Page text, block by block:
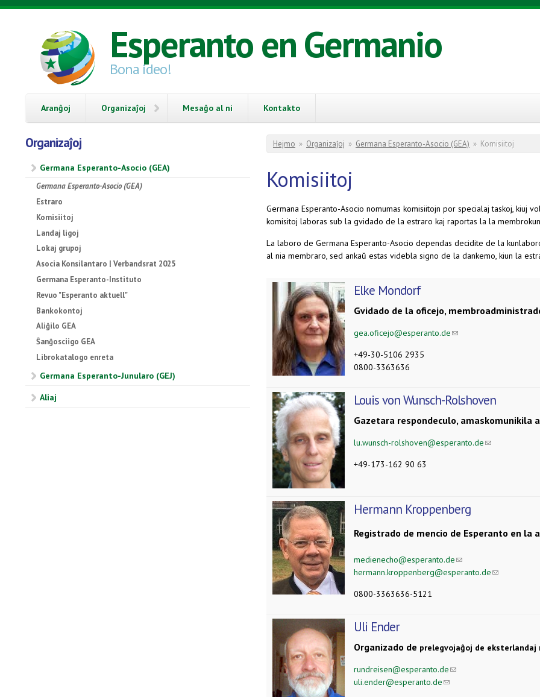
Skip to main content
Esperanto en Germanio
Bona ideo!
Aranĝoj Organizaĵoj Mesaĝo al ni Kontakto
Organizaĵoj
Germana Esperanto-Asocio (GEA)
Germana Esperanto-Asocio (GEA)
Estraro
Komisiitoj
Landaj ligoj
Lokaj grupoj
Asocia Konsilantaro | Verbandsrat 2025
Germana Esperanto-Instituto
Revuo "Esperanto aktuell"
Bankokontoj
Aliĝilo GEA
Ŝanĝosciigo GEA
Librokatalogo enreta
Germana Esperanto-Junularo (GEJ)
Aliaj
You are here
Hejmo » Organizaĵoj » Germana Esperanto-Asocio (GEA) » Komisiitoj
Komisiitoj
Germana Esperanto-Asocio nomumas komisiitojn por specialaj taskoj, kiuj
komisitoj laboras sub la gvidado de la estraro kaj raportas la la
La laboro de Germana Esperanto-Asocio dependas decidite de la
al nia membraro, sed ankaŭ estas videbla signo de la dankemo, kiun la
Elke Mondorf
Gvidado de la oficejo,
gea.oficejo@esperanto.de(link sends e-mail)
+49-30-5106 2935
0800-3363636
Louis von Wunsch-Rolshoven
Gazetara respondeculo, amaskomunikila
lu.wunsch-rolshoven@esperanto.de(link sends e-
+49-173-162 90 63
Hermann Kroppenberg
Registrado de mencio de Esperanto en la
medienecho@esperanto.de(link sends e-mail)
hermann.kroppenberg@esperanto.de(link sends
0800-3363636-5121
Uli Ender
Organizado de prelegvojaĝoj de
rundreisen@esperanto.de(link sends e-mail)
uli.ender@esperanto.de(link sends e-mail)